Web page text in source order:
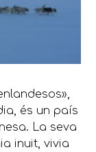
»,
és un país
La seva
inuit, vivia